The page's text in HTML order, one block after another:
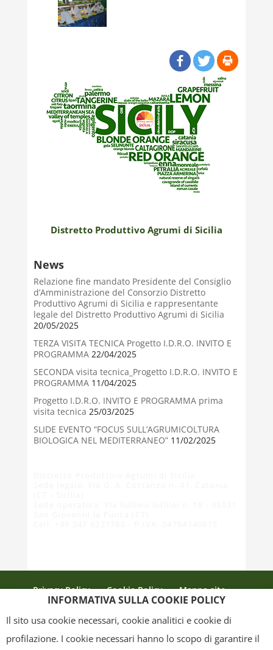
Distretto Produttivo Agrumi di Sicilia
News
Relazione fine mandato Presidente del Consiglio
d’Amministrazione del Consorzio Distretto
Produttivo Agrumi di Sicilia e rappresentante
legale del Distretto Produttivo Agrumi di Sicilia
20/05/2025
TERZA VISITA TECNICA Progetto I.D.R.O. INVITO E
PROGRAMMA22/04/2025
SECONDA visita tecnica_Progetto I.D.R.O. INVITO E
PROGRAMMA11/04/2025
Progetto I.D.R.O. INVITO E PROGRAMMA prima
visita tecnica 25/03/2025
SLIDE EVENTO “FOCUS SULL’AGRUMICOLTURA
BIOLOGICA NEL MEDITERRANEO”11/02/2025
Privacy Policy Cookie Policy
Mappa sito
INFORMATIVA SULLA COOKIE POLICY
Il sito usa cookie necessari, cookie analitici e cookie di
profilazione. I cookie necessari hanno lo scopo di garantire il